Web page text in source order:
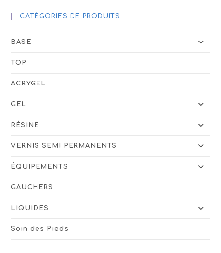
CATÉGORIES DE PRODUITS
BASE
TOP
ACRYGEL
GEL
RÉSINE
VERNIS SEMI PERMANENTS
ÉQUIPEMENTS
GAUCHERS
LIQUIDES
Soin des Pieds